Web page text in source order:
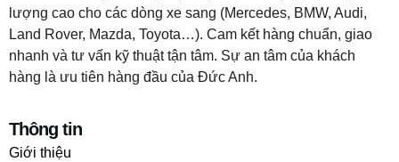
lượng cao cho các dòng xe sang (Mercedes, BMW, Audi,
Land Rover, Mazda, Toyota…). Cam kết hàng chuẩn, giao
nhanh và tư vấn kỹ thuật tận tâm. Sự an tâm của khách
hàng là ưu tiên hàng đầu của Đức Anh.
Thông tin
Giới thiệu